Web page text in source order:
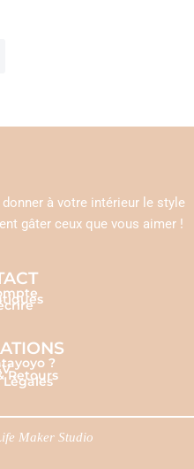
à votre intérieur le style
gâter ceux que vous aimer !
?
Retours
Maker Studio